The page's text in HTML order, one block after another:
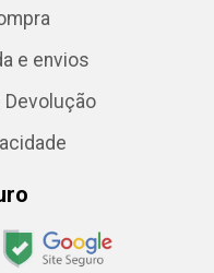
e envios
Devolução